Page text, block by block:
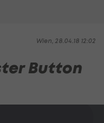
Wien, 28.04.18 12:02
Button